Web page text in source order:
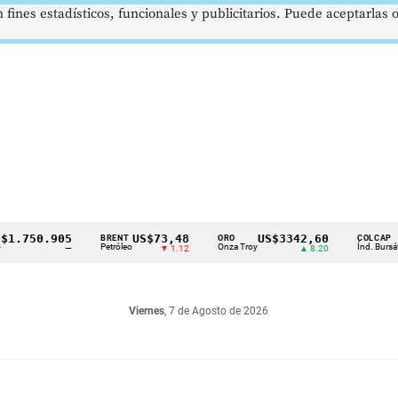
BRENT
Petróleo
US$73,48
▼ 1.12 Onza Troy
US$3342,60
▲ 8.20
COLCAP
Índ. Bursátil
Viernes, 7 de Agosto de 2026
estadísticos, funcionales y publicitarios. Puede aceptarlas